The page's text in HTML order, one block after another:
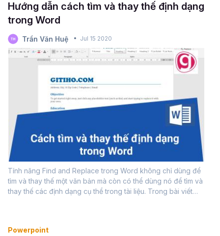
Hướng dẫn cách tìm và thay thế định dạng
trong Word
Trần Văn Huệ Jul 15 2020
Tính năng Find and Replace trong Word không chỉ dùng để
tìm và thay thế một văn bản mà còn có thể dùng nó để tìm và
thay thế các định dạng cụ thể trong tài liệu. Trong bài viết
Powerpoint